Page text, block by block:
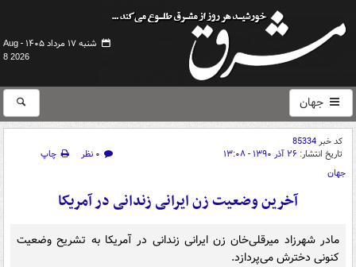
شنبه ۱۷ مرداد ۱۴۰۵ -
Aug
8 2026
جهان
کد خبر85334
تاریخ انتشار: ۲۶ آذر ۱۳۹۰ - ۱۳:۰۸ ۰ نظر
چاپ
جهان
آخرین وضعیت زن ایرانی زندانی در آمریکا
مادر شهرزاد میرقلی‌خان زن ایرانی زندانی در آمریکا به تشریح وضعیت
کنونی دخترش می‌پردازد.